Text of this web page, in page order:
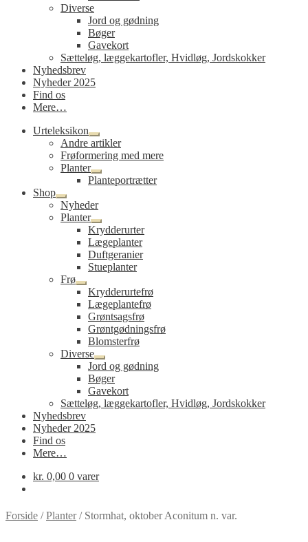
Diverse
Jord og gødning
Bøger
Gavekort
Sætteløg, læggekartofler, Hvidløg, Jordskokker
Nyhedsbrev
Nyheder 2025
Find os
Mere…
Urteleksikon
Udfold
undermenu
Andre artikler
Frøformering med mere
Planter
Udfold
undermenu
Planteportrætter
Shop
Udfold
undermenu
Nyheder
Planter
Udfold
undermenu
Krydderurter
Lægeplanter
Duftgeranier
Stueplanter
Frø
Udfold
undermenu
Krydderurtefrø
Lægeplantefrø
Grøntsagsfrø
Grøntgødningsfrø
Blomsterfrø
Diverse
Udfold
undermenu
Jord og gødning
Bøger
Gavekort
Sætteløg, læggekartofler, Hvidløg, Jordskokker
Nyhedsbrev
Nyheder 2025
Find os
Mere…
kr. 0,00 0 varer
Forside /Planter/ Stormhat, oktober Aconitum n. var.